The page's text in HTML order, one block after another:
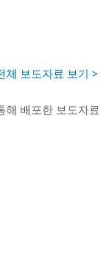
체 보도자료 보기 >
해 배포한 보도자